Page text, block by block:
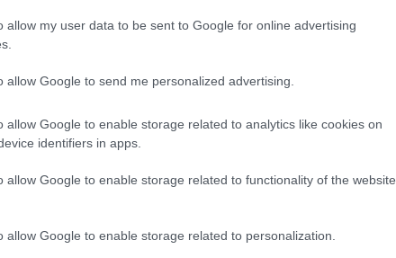
allow my user data to be sent to Google for online advertising
allow Google to send me personalized advertising.
allow Google to enable storage related to analytics like cookies on
identifiers in apps.
allow Google to enable storage related to functionality of the website
allow Google to enable storage related to personalization.
a mujeres y comunidades desfavorecidas,
más flexibles en comparación con los
pago más largos y tasas de interés reducidas. Esta
sus pagos a su flujo de caja, lo que puede ser
irregulares.